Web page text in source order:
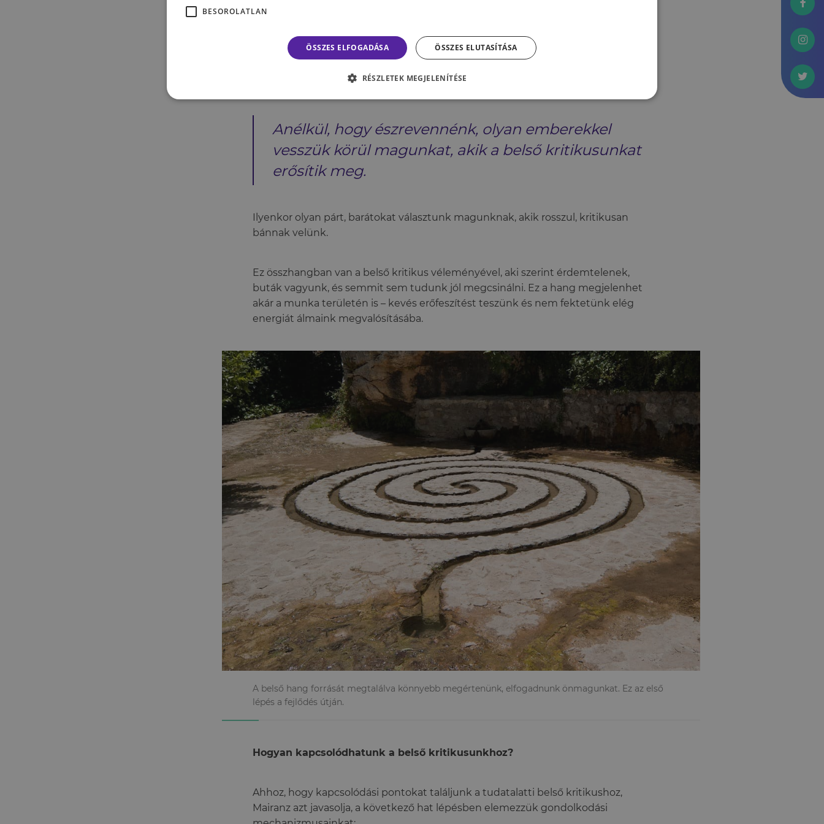
kifejezett gondolatok helyett a belső működésünkben érhető tetten. Ha a
kritikus felfedezetlenül, kezeletlenül működik a tudatalattinkban, akár
érthetnénk annak okát. Ez akár saját magunk szabotálásába is torkollhat.
Anélkül, hogy észrevennénk, olyan emberekkel
vesszük körül magunkat, akik a belső kritikusunkat
erősítik meg.
Ilyenkor olyan párt, barátokat választunk magunknak, akik rosszul, kritikusan
bánnak velünk.
Ez összhangban van a belső kritikus véleményével, aki szerint érdemtelenek,
buták vagyunk, és semmit sem tudunk jól megcsinálni. Ez a hang megjelenhet
akár a munka területén is – kevés erőfeszítést teszünk és nem fektetünk elég
energiát álmaink megvalósításába.
A belső hang forrását megtalálva könnyebb megértenünk, elfogadnunk önmagunkat. Ez az első
lépés a fejlődés útján.
Hogyan kapcsolódhatunk a belső kritikusunkhoz?
Ahhoz, hogy kapcsolódási pontokat találjunk a tudatalatti belső kritikushoz,
Mairanz azt javasolja, a következő hat lépésben elemezzük gondolkodási
BESOROLATLAN
ÖSSZES ELFOGADÁSA ÖSSZES ELUTASÍTÁSA
RÉSZLETEK MEGJELENÍTÉSE